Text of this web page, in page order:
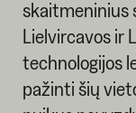
skaitmeninius
Lielvircavos ir
technologijos
pažinti šių